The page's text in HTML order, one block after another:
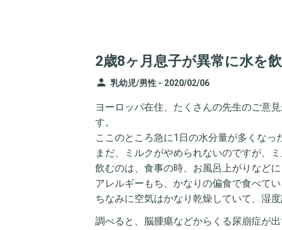
2歳8ヶ月息子が異常に水を
person 乳幼児/男性 - 2020/02/06
ヨーロッパ在住、たくさんの先生のご意
す。
ここのところ急に1日の水分量が多くなっ
まだ、ミルクがやめられないのですが、
飲むのは、食事の時、お風呂上がりなど
アレルギーもち、かなりの偏食で食べて
ちなみに空気はかなり乾燥していて、湿
調べると、脳腫瘍などからくる尿崩症が